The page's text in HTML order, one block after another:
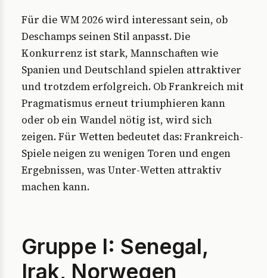
Für die WM 2026 wird interessant sein, ob
Deschamps seinen Stil anpasst. Die
Konkurrenz ist stark, Mannschaften wie
Spanien und Deutschland spielen attraktiver
und trotzdem erfolgreich. Ob Frankreich mit
Pragmatismus erneut triumphieren kann
oder ob ein Wandel nötig ist, wird sich
zeigen. Für Wetten bedeutet das: Frankreich-
Spiele neigen zu wenigen Toren und engen
Ergebnissen, was Unter-Wetten attraktiv
machen kann.
Gruppe I: Senegal,
Irak, Norwegen